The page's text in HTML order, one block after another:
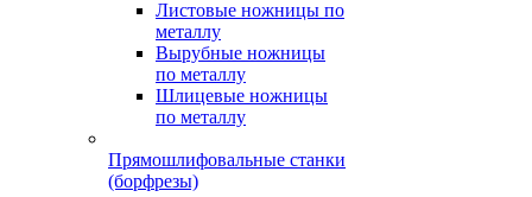
Листовые ножницы по
металлу
Вырубные ножницы
по металлу
Шлицевые ножницы
по металлу
Прямошлифовальные станки
(борфрезы)